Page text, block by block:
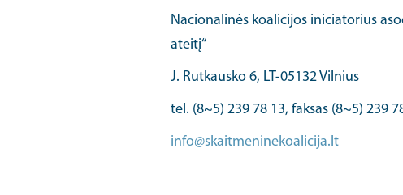
Nacionalinės koalicijos iniciatorius
ateitį“
J. Rutkausko 6, LT-05132 Vilnius
tel. (8~5) 239 78 13, faksas (8~5) 239
info@skaitmeninekoalicija.lt